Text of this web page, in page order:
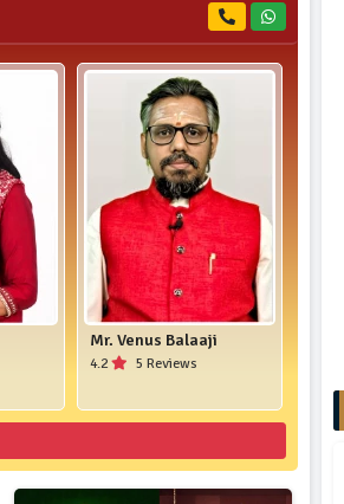
Mr. Venus Balaaji
4.2 5 Reviews